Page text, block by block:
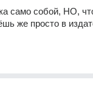
само собой, НО,
же просто в